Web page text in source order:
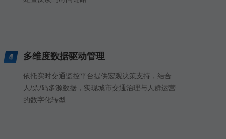
多维度数据驱动管理
依托实时交通监控平台提供宏观决策支持，结合
人/票/码多源数据，实现城市交通治理与人群运营
的数字化转型